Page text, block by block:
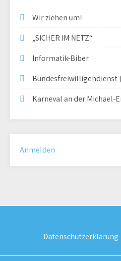
Wir ziehen um!
„SICHER IM NETZ“
Informatik-Biber
Bundesfreiwilligendienst
Karneval an der Michael-
Anmelden
Datenschutzerklärung